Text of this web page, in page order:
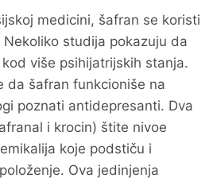
medicini, šafran se koristi
studija pokazuju da
više psihijatrijskih stanja.
da šafran funkcioniše na
poznati antidepresanti. Dva
i krocin) štite nivoe
koje podstiču i
Ova jedinjenja